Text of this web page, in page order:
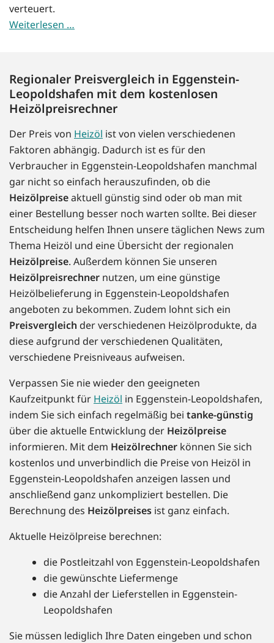
verteuert.
Weiterlesen …
Regionaler Preisvergleich in Eggenstein-
Leopoldshafen mit dem kostenlosen
Heizölpreisrechner
Der Preis von Heizöl ist von vielen verschiedenen
Faktoren abhängig. Dadurch ist es für den
Verbraucher in Eggenstein-Leopoldshafen manchmal
gar nicht so einfach herauszufinden, ob die
Heizölpreiseaktuell günstig sind oder ob man mit
einer Bestellung besser noch warten sollte. Bei dieser
Entscheidung helfen Ihnen unsere täglichen News zum
Thema Heizöl und eine Übersicht der regionalen
Heizölpreise. Außerdem können Sie unseren
Heizölpreisrechner nutzen, um eine günstige
Heizölbelieferung in Eggenstein-Leopoldshafen
angeboten zu bekommen. Zudem lohnt sich ein
Preisvergleich der verschiedenen Heizölprodukte, da
diese aufgrund der verschiedenen Qualitäten,
verschiedene Preisniveaus aufweisen.
Verpassen Sie nie wieder den geeigneten
Kaufzeitpunkt für Heizöl in Eggenstein-Leopoldshafen,
indem Sie sich einfach regelmäßig bei tanke-günstig
über die aktuelle Entwicklung der Heizölpreise
informieren. Mit dem Heizölrechner können Sie sich
kostenlos und unverbindlich die Preise von Heizöl in
Eggenstein-Leopoldshafen anzeigen lassen und
anschließend ganz unkompliziert bestellen. Die
Berechnung des Heizölpreises ist ganz einfach.
Aktuelle Heizölpreise berechnen:
die Postleitzahl von Eggenstein-Leopoldshafen
die gewünschte Liefermenge
die Anzahl der Lieferstellen in Eggenstein-
Leopoldshafen
Sie müssen lediglich Ihre Daten eingeben und schon